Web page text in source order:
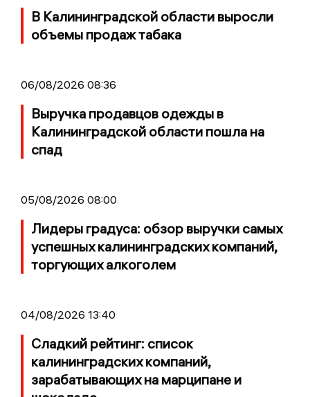
В Калининградской области выросли
объемы продаж табака
06/08/2026 08:36
Выручка продавцов одежды в
Калининградской области пошла на
спад
05/08/2026 08:00
Лидеры градуса: обзор выручки самых
успешных калининградских компаний,
торгующих алкоголем
04/08/2026 13:40
Сладкий рейтинг: список
калининградских компаний,
зарабатывающих на марципане и